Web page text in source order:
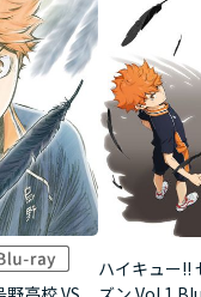
ハイキュー!!